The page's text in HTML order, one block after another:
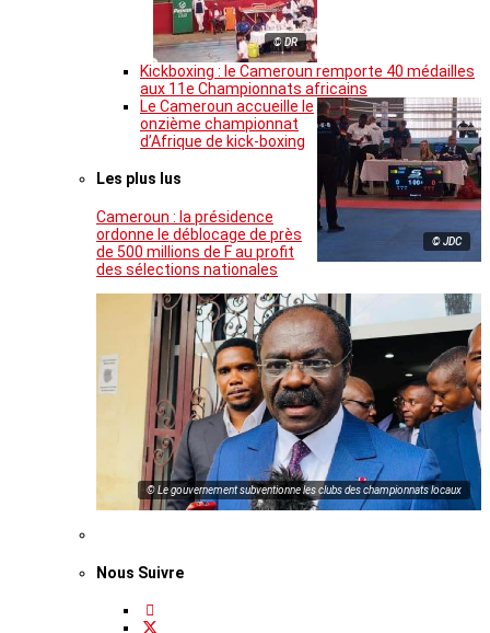
© DR
Kickboxing : le Cameroun remporte 40 médailles
aux 11e Championnats africains
© JDC
Le Cameroun accueille le
onzième championnat
d’Afrique de kick-boxing
Les plus lus
Cameroun : la présidence
ordonne le déblocage de près
de 500 millions de F au profit
des sélections nationales
© Le gouvernement subventionne les clubs des championnats locaux
Nous Suivre